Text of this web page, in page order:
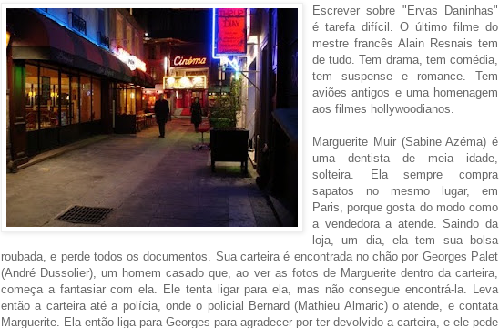
Escrever sobre "Ervas Daninhas"
é tarefa difícil. O último filme do
mestre francês Alain Resnais tem
de tudo. Tem drama, tem comédia,
tem suspense e romance. Tem
aviões antigos e uma homenagem
aos filmes hollywoodianos.
Marguerite Muir (Sabine Azéma) é
uma dentista de meia idade,
solteira. Ela sempre compra
sapatos no mesmo lugar, em
Paris, porque gosta do modo como
a vendedora a atende. Saindo da
loja, um dia, ela tem sua bolsa
roubada, e perde todos os documentos. Sua carteira é encontrada no chão por Georges Palet
(André Dussolier), um homem casado que, ao ver as fotos de Marguerite dentro da carteira,
começa a fantasiar com ela. Ele tenta ligar para ela, mas não consegue encontrá-la. Leva
então a carteira até a polícia, onde o policial Bernard (Mathieu Almaric) o atende, e contata
Marguerite. Ela então liga para Georges para agradecer por ter devolvido a carteira, e ele pede